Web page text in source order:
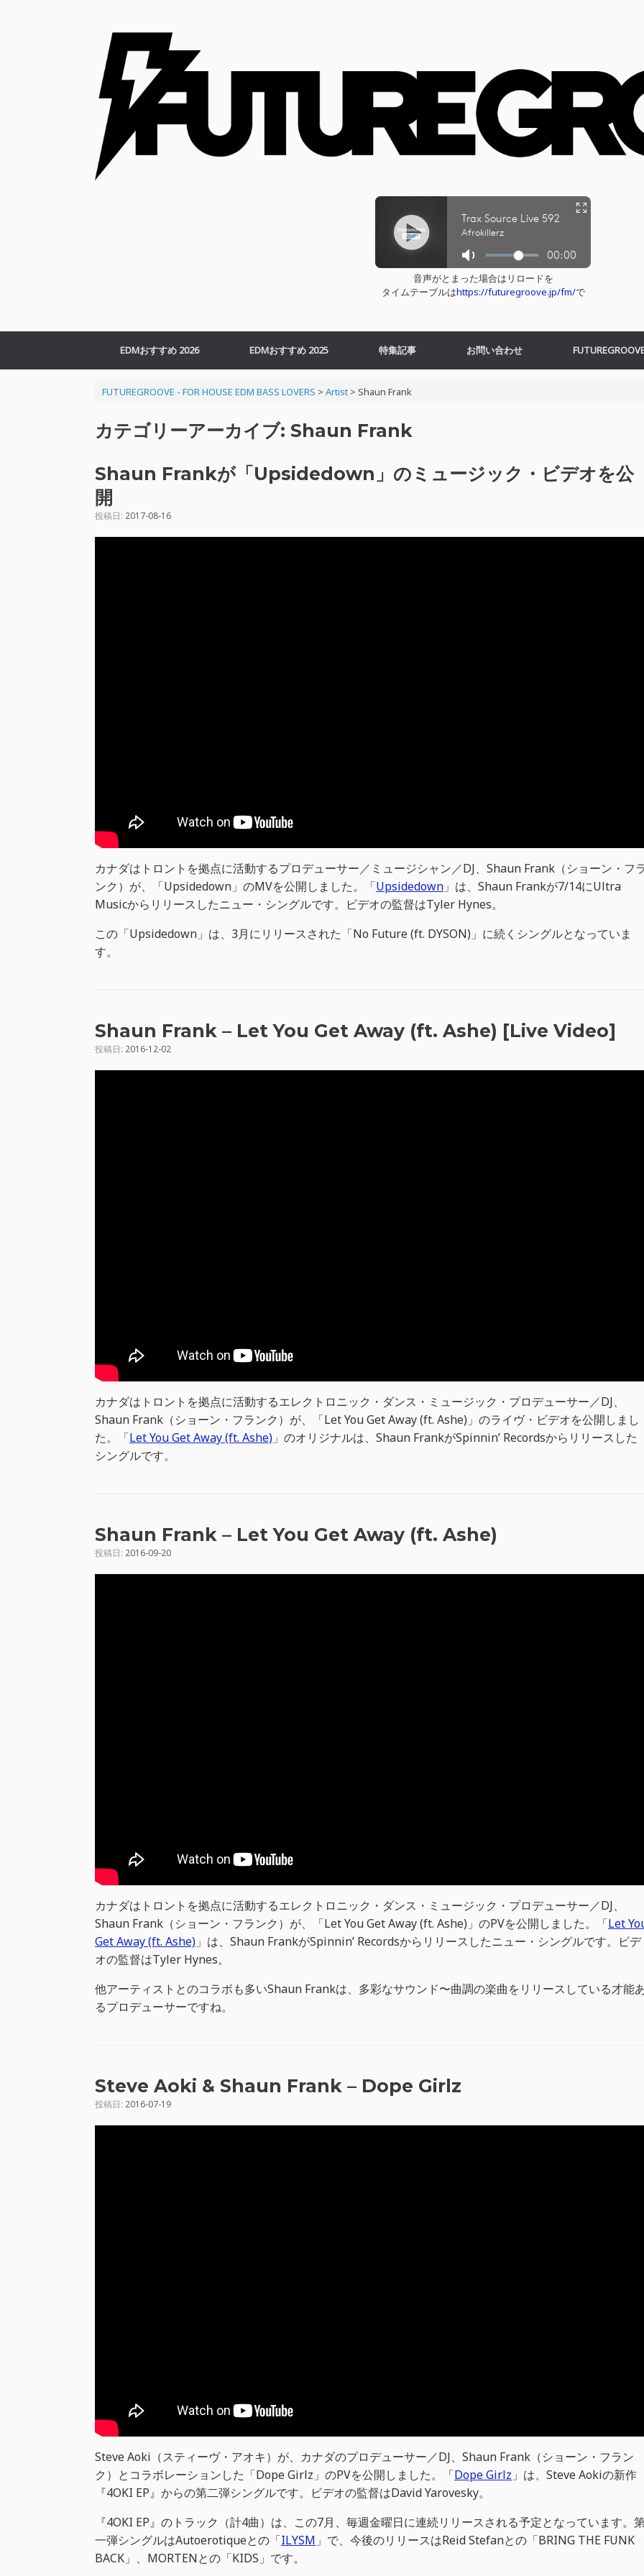
音声がとまった場合はリロードを
タイムテーブルはhttps://futuregroove.jp/fm/で
EDMおすすめ 2026 EDMおすすめ 2025 特集記事 お問い合わせ
FUTUREGROOVE - FOR HOUSE EDM BASS LOVERS > Artist> Shaun Frank
カテゴリーアーカイブ: Shaun Frank
Shaun Frankが「Upsidedown」のミュージック・ビデオを公
開
投稿日: 2017-08-16
カナダはトロントを拠点に活動するプロデューサー／ミュージシャン／DJ、Shaun Frank（ショーン・フ
ンク）が、「Upsidedown」のMVを公開しました。「Upsidedown 」は、Shaun Frankが7/14にUltra
Musicからリリースしたニュー・シングルです。ビデオの監督はTyler Hynes。
この「Upsidedown」は、3月にリリースされた「No Future (ft. DYSON)」に続くシングルとなっていま
す。
Shaun Frank – Let You Get Away (ft. Ashe) [Live Video]
投稿日: 2016-12-02
カナダはトロントを拠点に活動するエレクトロニック・ダンス・ミュージック・プロデューサー／DJ、
Shaun Frank（ショーン・フランク）が、「Let You Get Away (ft. Ashe)」のライヴ・ビデオを公開しまし
た。「Let You Get Away (ft. Ashe) 」のオリジナルは、Shaun FrankがSpinnin’ Recordsからリリースした
シングルです。
Shaun Frank – Let You Get Away (ft. Ashe)
投稿日: 2016-09-20
カナダはトロントを拠点に活動するエレクトロニック・ダンス・ミュージック・プロデューサー／DJ、
Shaun Frank（ショーン・フランク）が、「Let You Get Away (ft. Ashe)」のPVを公開しました。「Let
Get Away (ft. Ashe) 」は、Shaun FrankがSpinnin’ Recordsからリリースしたニュー・シングルです。ビデ
オの監督はTyler Hynes。
他アーティストとのコラボも多いShaun Frankは、多彩なサウンド〜曲調の楽曲をリリースしている才能
るプロデューサーですね。
Steve Aoki & Shaun Frank – Dope Girlz
投稿日: 2016-07-19
Steve Aoki（スティーヴ・アオキ）が、カナダのプロデューサー／DJ、Shaun Frank（ショーン・フラン
ク）とコラボレーションした「Dope Girlz」のPVを公開しました。「Dope Girlz 」は、Steve Aokiの新作
『4OKI EP』からの第二弾シングルです。ビデオの監督はDavid Yarovesky。
『4OKI EP』のトラック（計4曲）は、この7月、毎週金曜日に連続リリースされる予定となっています。
一弾シングルはAutoerotiqueとの「ILYSM 」で、今後のリリースはReid Stefanとの「BRING THE FUNK
BACK」、MORTENとの「KIDS」です。